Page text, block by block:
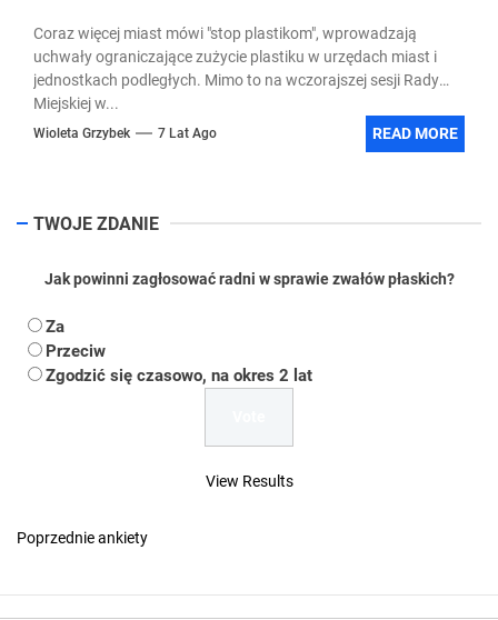
Coraz więcej miast mówi "stop plastikom", wprowadzają
uchwały ograniczające zużycie plastiku w urzędach miast i
jednostkach podległych. Mimo to na wczorajszej sesji Rady
Miejskiej w...
Wioleta Grzybek 7 Lat Ago READ MORE
TWOJE ZDANIE
Jak powinni zagłosować radni w sprawie zwałów płaskich?
Za
Przeciw
Zgodzić się czasowo, na okres 2 lat
View Results
Poprzednie ankiety